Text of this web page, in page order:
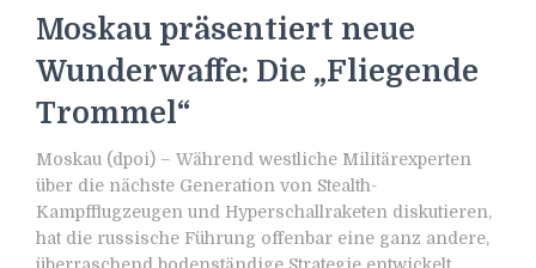
Moskau präsentiert neue
Wunderwaffe: Die „Fliegende
Trommel“
Moskau (dpoi) – Während westliche Militärexperten
über die nächste Generation von Stealth-
Kampfflugzeugen und Hyperschallraketen diskutieren,
hat die russische Führung offenbar eine ganz andere,